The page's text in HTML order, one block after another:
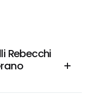
Rebecchi